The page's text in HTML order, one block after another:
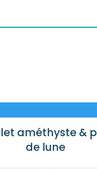
améthyste &
de lune